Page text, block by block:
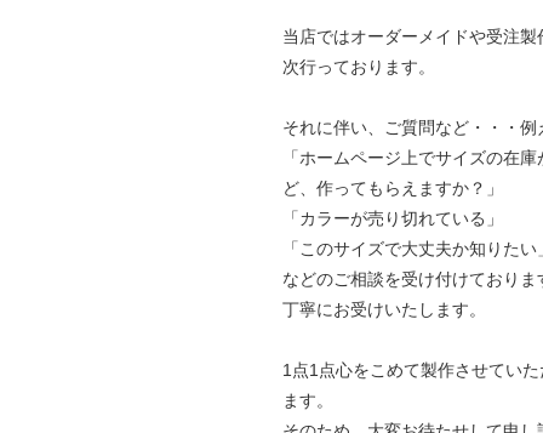
当店ではオーダーメイドや受注製
次行っております。
それに伴い、ご質問など・・・例
「ホームページ上でサイズの在
ど、作ってもらえますか？」
「カラーが売り切れている」
「このサイズで大丈夫か知りたい
などのご相談を受け付けておりま
丁寧にお受けいたします。
1点1点心をこめて製作させてい
ます。